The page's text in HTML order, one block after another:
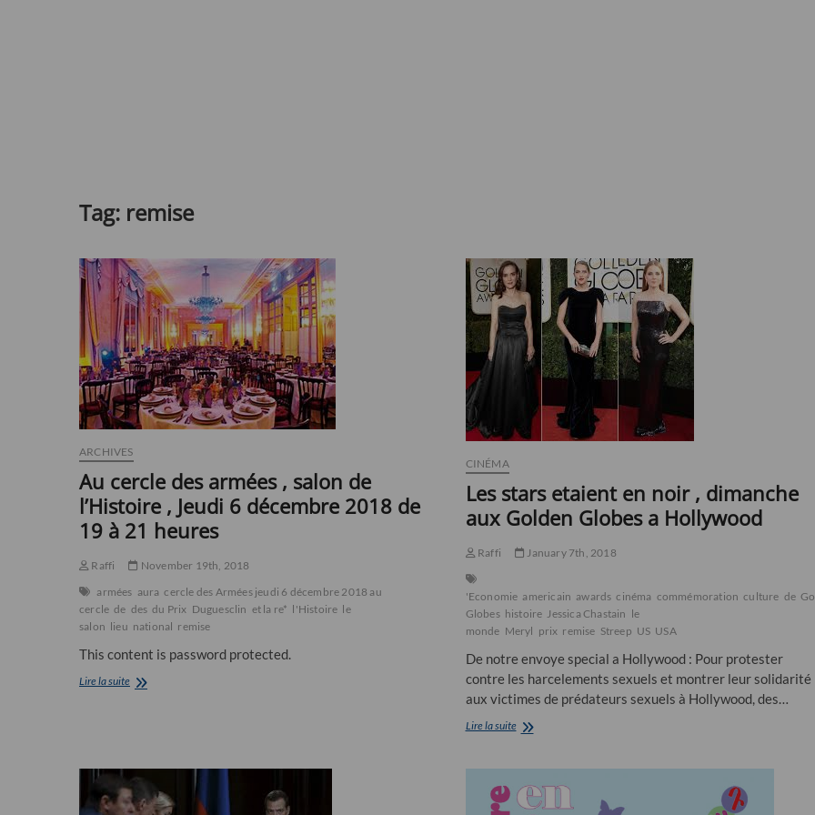
Tag: remise
ARCHIVES
Au cercle des armées , salon de
l’Histoire , Jeudi 6 décembre 2018 de
19 à 21 heures
Raffi
November 19th, 2018
armées aura cercle des Armées jeudi 6 décembre 2018 au
cercle de des du Prix Duguesclin et la re* l'Histoire le
salon lieu national remise
This content is password protected.
Lire la suiteAu
de
l’Histoire
,
CINÉMA
Les stars etaient en noir , dimanche
aux Golden Globes a Hollywood
Raffi January 7th, 2018
'Economie americain awards cinéma commémoration culture de
Globes histoire Jessica Chastain le
monde Meryl prix remise Streep US USA
De notre envoye special a Hollywood : Pour protester
contre les harcelements sexuels et montrer leur solidarité
aux victimes de prédateurs sexuels à Hollywood, des…
Lire la suiteLes
en
noir
,